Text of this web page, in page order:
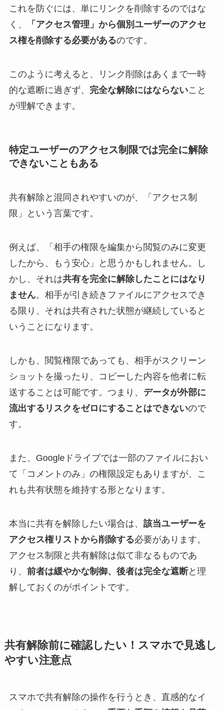
これを防ぐには、単にリンクを削除するのではな
く、
「アクセス管理」から個別ユーザーのアクセ
ス権を削除する必要があるのです。
このように考えると、リンク削除はあくまで一時
的な遮断に過ぎず、 完全な解除にはならないこと
が理解できます。
特定ユーザーのアクセス制限では完全に解除
できないこともある
共有解除と混同されやすいのが、「アクセス制
限」という言葉です。
例えば、「相手の権限を編集から閲覧のみに変更
したから、もう安心」と思うかもしれません。し
かし、それは共有を完全に解除したことにはなり
ません。相手が引き続きファイルにアクセスでき
る限り、それは共有された状態が継続していると
いうことになります。
しかも、閲覧権限であっても、相手がスクリーン
ショットを撮ったり、コピーした内容を他者に転
送することは可能です。つまり、 データが外部に
流出するリスクをゼロにすることはできないので
す。
また、Googleドライブでは一部のファイルにおい
て「コメントのみ」の権限設定もありますが、こ
れも共有状態を維持する形となります。
本当に共有を解除したい場合は、 該当ユーザーを
アクセス権リストから削除する必要があります。
アクセス制限と共有解除は似て非なるものであ
り、 前者は緩やかな制御、後者は完全な遮断と理
解しておくのがポイントです。
共有解除前に確認したい！スマホで見逃し
やすい注意点
スマホで共有解除の操作を行うとき、直感的なイ